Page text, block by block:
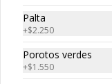
Términos y condiciones
Política de privacidad
Redes sociales
Palta
+$2.250
Porotos verdes
+$1.550